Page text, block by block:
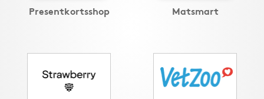
Presentkortsshop Matsmart